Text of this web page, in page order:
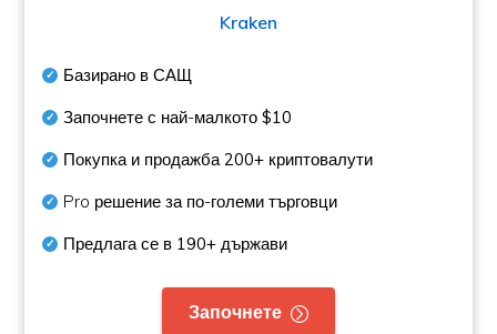
Kraken
Базирано в САЩ
Започнете с най-малкото$10
Покупка и продажба200+ криптовалути
Pro решение за по-големи търговци
Предлага се в 190+ държави
Започнете